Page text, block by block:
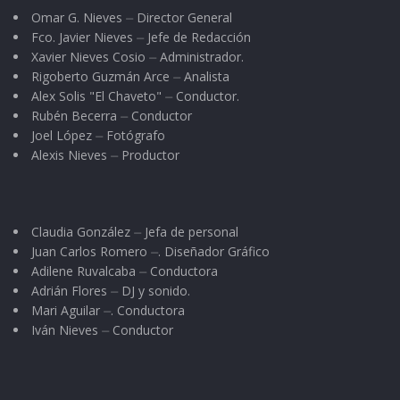
Danza autóctona Quetzalcoatl
Interpretación de Luis López
(El Borrego)
Ballet Folklorico
Obra de teatro Monologo de la
Cantina
19:00 Hrs
Voladores de Papantla
(Presentación cada hora a
partir de las 7 pm)
Omar G. Nieves ⏤ Director General
Fco. Javier Nieves ⏤ Jefe de Redacción
Xavier Nieves Cosio ⏤ Administrador.
Rigoberto Guzmán Arce ⏤ Analista
Alex Solis "El Chaveto" ⏤ Conductor.
Rubén Becerra ⏤ Conductor
Joel López ⏤ Fotógrafo
Alexis Nieves ⏤ Productor
Claudia González ⏤ Jefa de personal
Juan Carlos Romero ⏤. Diseñador Gráfico
Adilene Ruvalcaba ⏤ Conductora
Adrián Flores ⏤ DJ y sonido.
Mari Aguilar ⏤. Conductora
Iván Nieves ⏤ Conductor